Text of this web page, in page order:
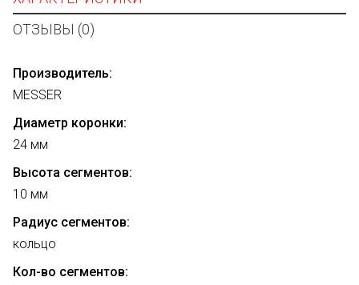
ОТЗЫВЫ (0)
Производитель:
MESSER
Диаметр коронки:
24 мм
Высота сегментов:
10 мм
Радиус сегментов:
кольцо
Кол-во сегментов: